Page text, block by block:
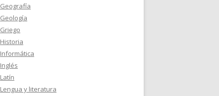
Geografía
Geología
Griego
Historia
Informática
Inglés
Latín
Lengua y literatura